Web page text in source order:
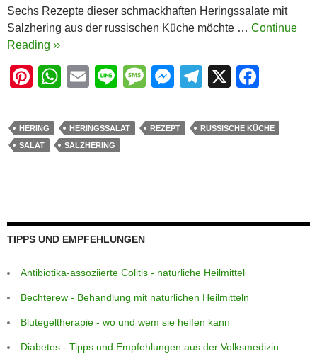
Sechs Rezepte dieser schmackhaften Heringssalate mit
Salzhering aus der russischen Küche möchte … Continue
Reading ››
Pi
er
e
W
at
s
p
E
ail
Li
e
M
ss
e
M
ss
g
T
e
m
X
c
o
HERING HERINGSSALAT REZEPT
RUSSISCHE KÜCHE
SALAT
SALZHERING
TIPPS UND EMPFEHLUNGEN
Antibiotika-assoziierte Colitis - natürliche Heilmittel
Bechterew - Behandlung mit natürlichen Heilmitteln
Blutegeltherapie - wo und wem sie helfen kann
Diabetes - Tipps und Empfehlungen aus der Volksmedizin